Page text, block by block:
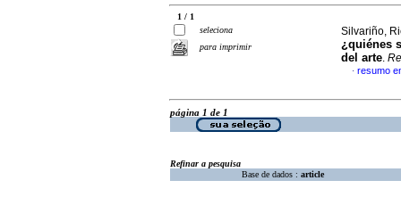
1 / 1
seleciona
para imprimir
Silvariño,
¿quiénes
del arte.
· resumo
página 1 de 1
Refinar a pesquisa
Base de dados : article